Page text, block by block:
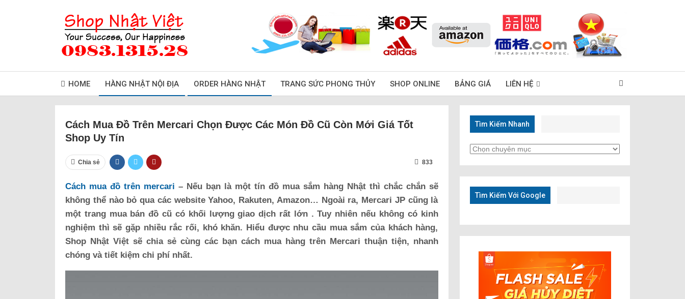
HOME HÀNG NHẬT NỘI ĐỊA ORDER HÀNG NHẬT TRANG SỨC PHONG THỦY SHOP ONLINE BẢNG GIÁ LIÊN HỆ
Cách Mua Đồ Trên Mercari Chọn Được Các Món Đồ Cũ Còn Mới Giá Tốt
Shop Uy Tín
Chia sẻ 833
Cách mua đồ trên mercari – Nếu bạn là một tín đồ mua sắm hàng Nhật thì chắc chắn sẽ
không thể nào bỏ qua các website Yahoo, Rakuten, Amazon… Ngoài ra, Mercari JP cũng là
một trang mua bán đồ cũ có khối lượng giao dịch rất lớn . Tuy nhiên nếu không có kinh
nghiệm thì sẽ gặp nhiều rắc rối, khó khăn. Hiểu được nhu cầu mua sắm của khách hàng,
Shop Nhật Việt sẽ chia sẻ cùng các bạn cách mua hàng trên Mercari thuận tiện, nhanh
chóng và tiết kiệm chi phí nhất.
Tìm Kiếm Nhanh
Tìm
Tìm Kiếm Với Google